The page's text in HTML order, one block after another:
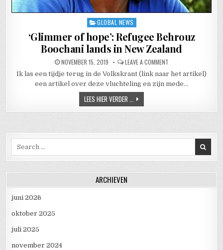
Posted in
GLOBAL NEWS
‘Glimmer of hope’: Refugee Behrouz
Boochani lands in New Zealand
PUBLISHED DATE:
NOVEMBER 15, 2019 LEAVE A COMMENTON ‘GLIMMER OF
Ik las een tijdje terug in de Volkskrant (link naar het artikel)
een artikel over deze vluchteling en zijn mede…
LEES HIER VERDER ... ‘GLIMMER OF HOPE’: REFUGEE
Search for:
ARCHIEVEN
juni 2026
oktober 2025
juli 2025
november 2024